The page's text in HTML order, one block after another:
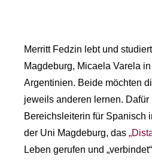
Merritt Fedzin lebt und
Magdeburg, Micaela Varela
Argentinien. Beide möchten
jeweils anderen lernen.
Bereichsleiterin für Spanisch
der Uni Magdeburg, das
Leben gerufen und